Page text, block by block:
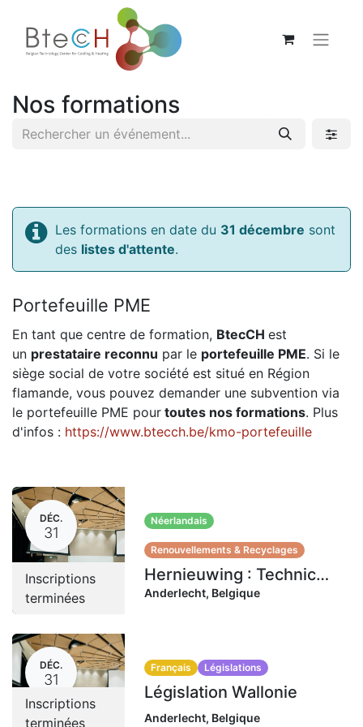
Nos formations
Les formations en date du 31 décembre sont
des listes d'attente.
Portefeuille PME
En tant que centre de formation, BtecCH est
un prestataire reconnu par le portefeuille PME. Si le
siège social de votre société est situé en Région
flamande, vous pouvez demander une subvention via
le portefeuille PME pour toutes nos formations. Plus
d'infos : https://www.btecch.be/kmo-portefeuille
DÉC.
31
Inscriptions
terminées
Néerlandais
Renouvellements & Recyclages
Hernieuwing : Technicus brandstoffen (L/G) Wallonië
Anderlecht, Belgique
DÉC.
31
Inscriptions
terminées
Français Législations
Législation Wallonie
Anderlecht, Belgique